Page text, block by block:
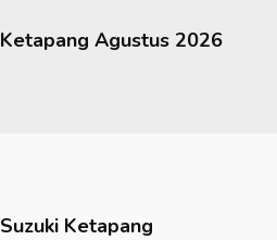
Ketapang Agustus 2026
Suzuki Ketapang